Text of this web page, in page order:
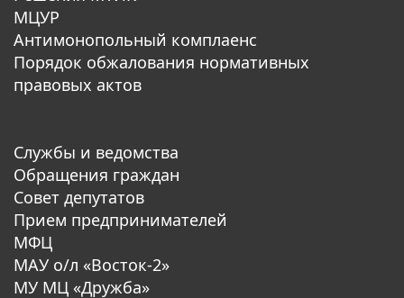
МЦУР
Антимонопольный комплаенс
Порядок обжалования нормативных
правовых актов
Службы и ведомства
Обращения граждан
Совет депутатов
Прием предпринимателей
МФЦ
МАУ о/л «Восток-2»
МУ МЦ «Дружба»